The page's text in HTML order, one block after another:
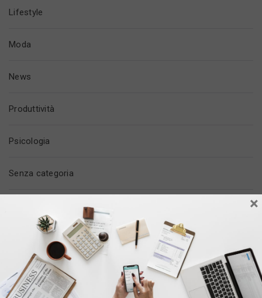
Lifestyle
Moda
News
Produttività
Psicologia
Senza categoria
Tempo Libero
Trovare Lavoro
×